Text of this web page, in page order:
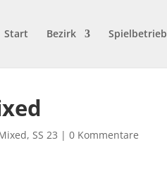
Start Bezirk Spielbetrieb
,SS 23 |0 Kommentare